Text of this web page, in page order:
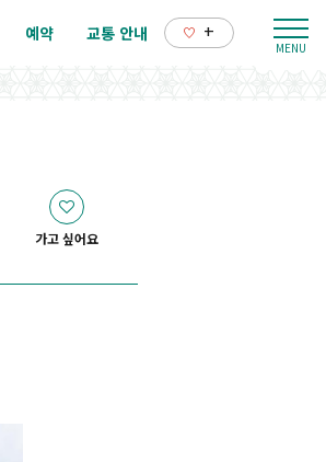
예약 교통 안내 +
가고 싶어요